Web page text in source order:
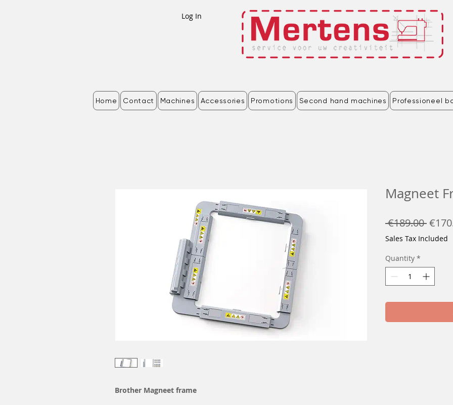
Log In
Home Contact Machines Accessories Promotions Second hand machines Professioneel
Brother Magneet frame
Magneet
€189.00
Price
Sales Tax Included
Quantity *